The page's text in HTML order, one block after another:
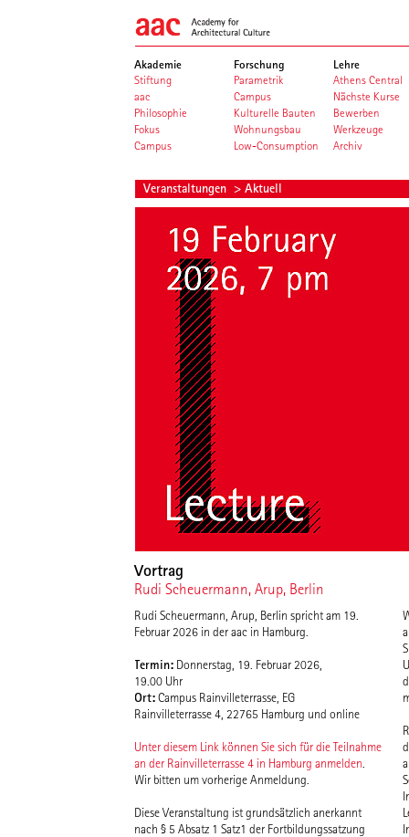
Akademie
Stiftung
aac
Philosophie
Fokus
Campus
Forschung
Parametrik
Campus
Kulturelle Bauten
Wohnungsbau
Low-Consumption
Lehre
Athens Central
Nächste Kurse
Bewerben
Werkzeuge
Archiv
Veranstaltungen > Aktuell
Vortrag
Rudi Scheuermann, Arup, Berlin
Rudi Scheuermann, Arup, Berlin spricht am 19.
Februar 2026 in der aac in Hamburg.
Termin: Donnerstag, 19. Februar 2026,
19.00 Uhr
Ort:Campus Rainvilleterrasse, EG
Rainvilleterrasse 4, 22765 Hamburg und online
Unter diesem Link können Sie sich für die Teilnahme
an der Rainvilleterrasse 4 in Hamburg anmelden
Wir bitten um vorherige Anmeldung.
Diese Veranstaltung ist grundsätzlich anerkannt
nach § 5 Absatz 1 Satz1 der Fortbildungssatzung